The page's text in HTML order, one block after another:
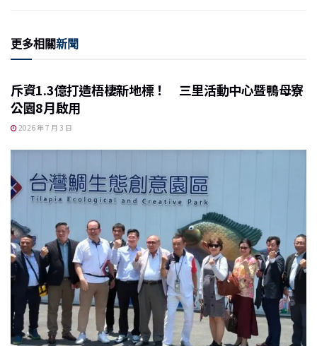
更多相關新聞
斥資1.3億打造梧棲新地標！ 三里活動中心暨鴨母寮
公園8月啟用
2026 年 7 月 3 日